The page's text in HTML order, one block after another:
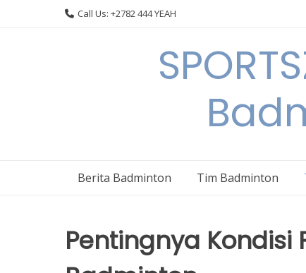
Call Us: +2782 444 YEAH
Berita Badminton Tim Badminton
Pentingnya